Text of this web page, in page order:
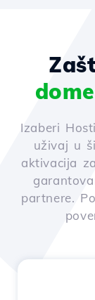
Izaberi
uživaj u
aktivacija
partnere.